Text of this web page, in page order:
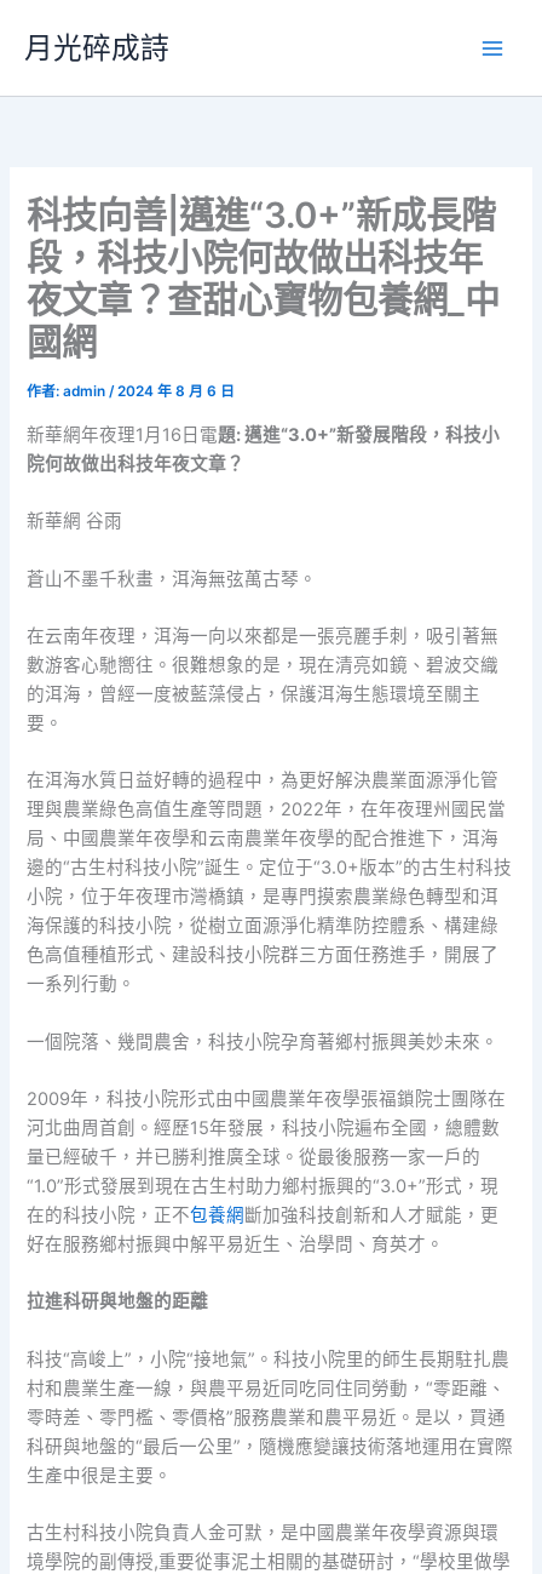
要
月光碎成詩
科技向善|邁進“3.0+”新成長階
段，科技小院何故做出科技年
夜文章？查甜心寶物包養網_中
國網
作者:admin/2024 年 8 月 6 日
新華網年夜理1月16日電題: 邁進“3.0+”新發展階段，科技小
院何故做出科技年夜文章？
新華網 谷雨
蒼山不墨千秋畫，洱海無弦萬古琴。
在云南年夜理，洱海一向以來都是一張亮麗手刺，吸引著無
數游客心馳嚮往。很難想象的是，現在清亮如鏡、碧波交織
的洱海，曾經一度被藍藻侵占，保護洱海生態環境至關主
要。
在洱海水質日益好轉的過程中，為更好解決農業面源淨化管
理與農業綠色高值生產等問題，2022年，在年夜理州國民當
局、中國農業年夜學和云南農業年夜學的配合推進下，洱海
邊的“古生村科技小院”誕生。定位于“3.0+版本”的古生村科技
小院，位于年夜理市灣橋鎮，是專門摸索農業綠色轉型和洱
海保護的科技小院，從樹立面源淨化精準防控體系、構建綠
色高值種植形式、建設科技小院群三方面任務進手，開展了
一系列行動。
一個院落、幾間農舍，科技小院孕育著鄉村振興美妙未來。
2009年，科技小院形式由中國農業年夜學張福鎖院士團隊在
河北曲周首創。經歷15年發展，科技小院遍布全國，總體數
量已經破千，并已勝利推廣全球。從最後服務一家一戶的
“1.0”形式發展到現在古生村助力鄉村振興的“3.0+”形式，現
在的科技小院，正不包養網 斷加強科技創新和人才賦能，更
好在服務鄉村振興中解平易近生、治學問、育英才。
拉進科研與地盤的距離
科技“高峻上”，小院“接地氣”。科技小院里的師生長期駐扎農
村和農業生產一線，與農平易近同吃同住同勞動，“零距離、
零時差、零門檻、零價格”服務農業和農平易近。是以，買通
科研與地盤的“最后一公里”，隨機應變讓技術落地運用在實際
生產中很是主要。
古生村科技小院負責人金可默，是中國農業年夜學資源與環
境學院的副傳授,重要從事泥土相關的基礎研討，“學校里做學